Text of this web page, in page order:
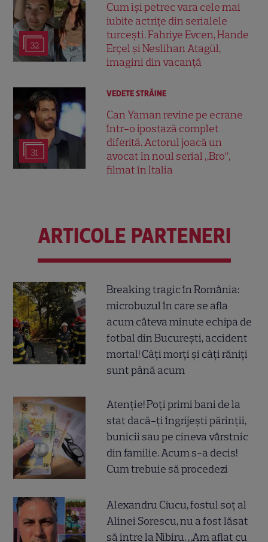
32
Cum își petrec vara cele mai
iubite actrițe din serialele
turcești. Fahriye Evcen, Hande
Erçel și Neslihan Atagül,
imagini din vacanță
31
VEDETE STRĂINE
Can Yaman revine pe ecrane
într-o ipostază complet
diferită. Actorul joacă un
avocat în noul serial „Bro”,
filmat în Italia
ARTICOLE PARTENERI
Breaking tragic în România:
microbuzul în care se afla
acum câteva minute echipa de
fotbal din București, accident
mortal! Câți morți și câți răniți
sunt până acum
Atenție! Poți primi bani de la
stat dacă-ți îngrijești părinții,
bunicii sau pe cineva vârstnic
din familie. Acum s-a decis!
Cum trebuie să procedezi
Alexandru Ciucu, fostul soț al
Alinei Sorescu, nu a fost lăsat
să intre la Nibiru. „Am aflat cu